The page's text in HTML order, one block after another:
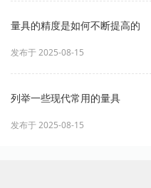
量具的精度是如何不断提高的
发布于 2025-08-15
列举一些现代常用的量具
发布于 2025-08-15